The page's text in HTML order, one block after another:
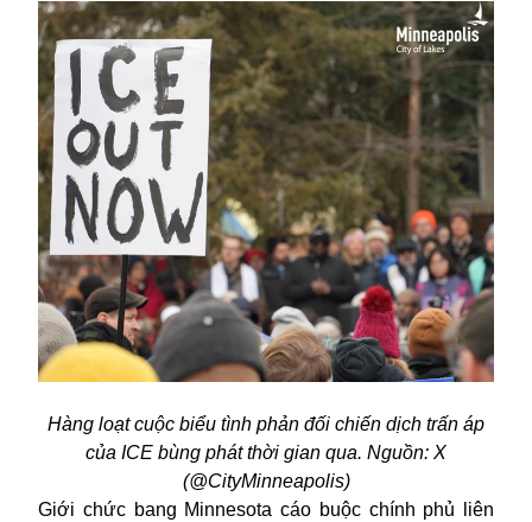
Hàng loạt cuộc biểu tình phản đối chiến dịch trấn áp
của ICE bùng phát thời gian qua. Nguồn: X
(@CityMinneapolis)
Giới chức bang Minnesota cáo buộc chính phủ liên